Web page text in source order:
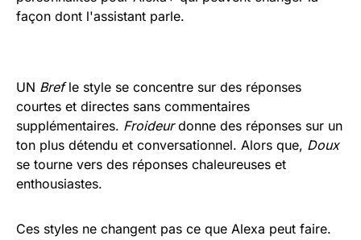
façon dont l'assistant parle.
UN Brefle style se concentre sur des réponses
courtes et directes sans commentaires
supplémentaires. Froideurdonne des réponses sur un
ton plus détendu et conversationnel. Alors que, Doux
se tourne vers des réponses chaleureuses et
enthousiastes.
Ces styles ne changent pas ce que Alexa peut faire.